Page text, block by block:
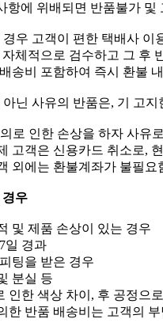
항에 위배되면 반품불가 및
우 고객이 편한 택배사 이
체적으로 검수하고 그 후
송비 포함하여 즉시 환불
아닌 사유의 반품은, 기 고
로 인한 손상을 하자 사유
고객은 신용카드 취소로,
외에는 환불계좌가 불필요
경우
및 제품 손상이 있는 경우
일 경과
팅을 받은 경우
분실 등
인한 색상 차이, 후 공정으
한 반품 배송비는 고객의